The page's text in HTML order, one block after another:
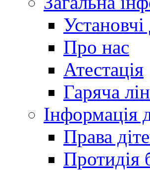
Про нас
Атестація
Гаряча
Інформація
Права
Протидія